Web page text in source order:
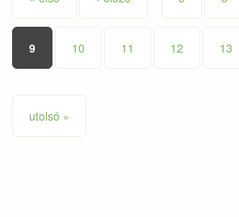
9 10 11 12 13
utolsó »